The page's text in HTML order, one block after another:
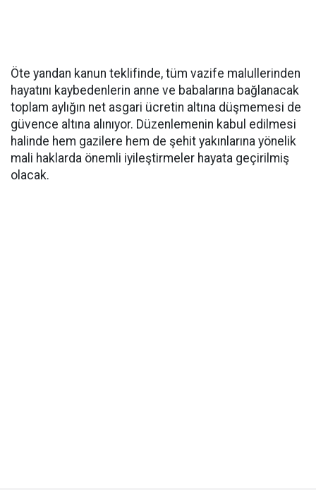
Öte yandan kanun teklifinde, tüm vazife malullerinden
hayatını kaybedenlerin anne ve babalarına bağlanacak
toplam aylığın net asgari ücretin altına düşmemesi de
güvence altına alınıyor. Düzenlemenin kabul edilmesi
halinde hem gazilere hem de şehit yakınlarına yönelik
mali haklarda önemli iyileştirmeler hayata geçirilmiş
olacak.